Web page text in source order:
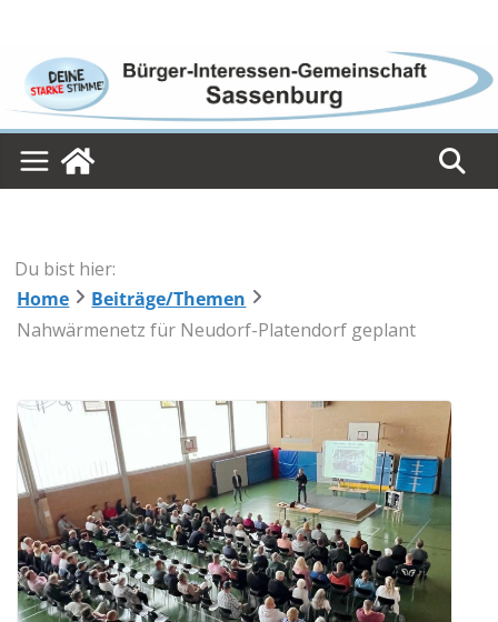
content
Du bist hier:
Home
Beiträge/Themen
Nahwärmenetz für Neudorf-Platendorf geplant